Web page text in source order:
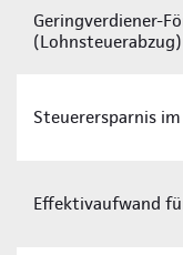
Geringverdiener-
(Lohnsteuerabzug)
Steuerersparnis
Effektivaufwand